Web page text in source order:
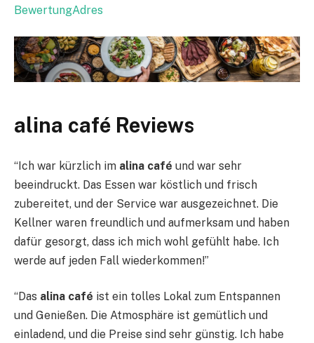
BewertungAdres
alina café Reviews
“Ich war kürzlich im alina café und war sehr
beeindruckt. Das Essen war köstlich und frisch
zubereitet, und der Service war ausgezeichnet. Die
Kellner waren freundlich und aufmerksam und haben
dafür gesorgt, dass ich mich wohl gefühlt habe. Ich
werde auf jeden Fall wiederkommen!”
“Das alina café ist ein tolles Lokal zum Entspannen
und Genießen. Die Atmosphäre ist gemütlich und
einladend, und die Preise sind sehr günstig. Ich habe